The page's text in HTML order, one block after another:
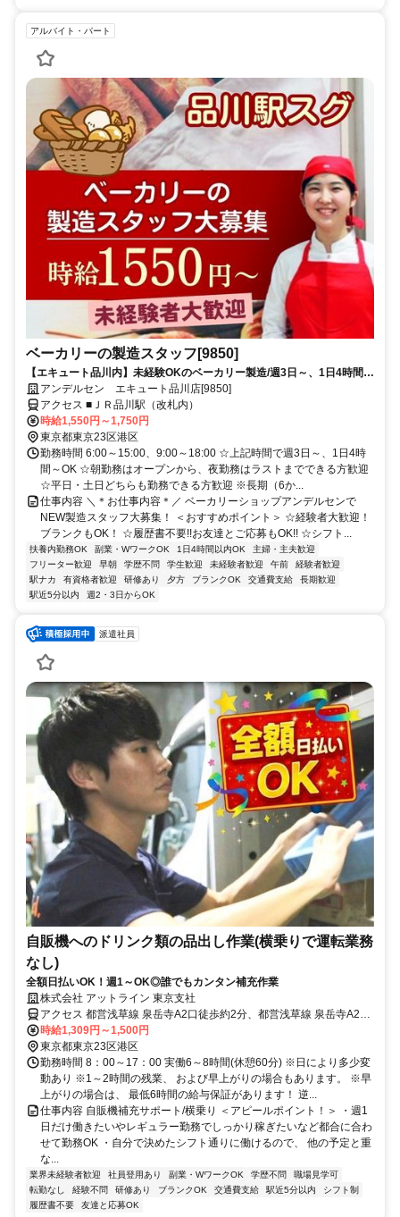
アルバイト・パート
ベーカリーの製造スタッフ[9850]
【エキュート品川内】未経験OKのベーカリー製造/週3日～、1日4時間～
OK/早朝・土日祝の手当てもあり♪
アンデルセン エキュート品川店[9850]
アクセス ■ＪＲ品川駅（改札内）
時給1,550円～1,750円
東京都東京23区港区
勤務時間 6:00～15:00、9:00～18:00 ☆上記時間で週3日～、1日4時
間～OK ☆朝勤務はオープンから、夜勤務はラストまでできる方歓迎
☆平日・土日どちらも勤務できる方歓迎 ※長期（6か...
仕事内容 ＼＊お仕事内容＊／ ベーカリーショップアンデルセンで
NEW製造スタッフ大募集！ ＜おすすめポイント＞ ☆経験者大歓迎！
ブランクもOK！ ☆履歴書不要!!お友達とご応募もOK!! ☆シフト...
扶養内勤務OK 副業・WワークOK 1日4時間以内OK
主婦・主夫歓迎
フリーター歓迎
早朝 学歴不問 学生歓迎 未経験者歓迎 午前
経験者歓迎
駅ナカ
有資格者歓迎 研修あり 夕方 ブランクOK 交通費支給
長期歓迎
駅近5分以内
週2・3日からOK
派遣社員
自販機へのドリンク類の品出し作業(横乗りで運転業務
なし)
全額日払いOK！週1～OK◎誰でもカンタン補充作業
株式会社 アットライン 東京支社
アクセス 都営浅草線 泉岳寺A2口徒歩約2分、都営浅草線 泉岳寺A2口
徒歩約2分、ＪＲ山手線 高輪ゲートウェイ徒歩約6分
時給1,309円～1,500円
東京都東京23区港区
勤務時間 8：00～17：00 実働6～8時間(休憩60分) ※日により多少変
動あり ※1～2時間の残業、 および早上がりの場合もあります。 ※早
上がりの場合は、 最低6時間の給与保証があります！ 逆...
仕事内容 自販機補充サポート/横乗り ＜アピールポイント！＞ ・週1
日だけ働きたいやレギュラー勤務でしっかり稼ぎたいなど都合に合わ
せて勤務OK ・自分で決めたシフト通りに働けるので、 他の予定と重
な...
業界未経験者歓迎 社員登用あり 副業・WワークOK 学歴不問
職場見学可
転勤なし
経験不問 研修あり ブランクOK 交通費支給 駅近5分以内
シフト制
履歴書不要
友達と応募OK